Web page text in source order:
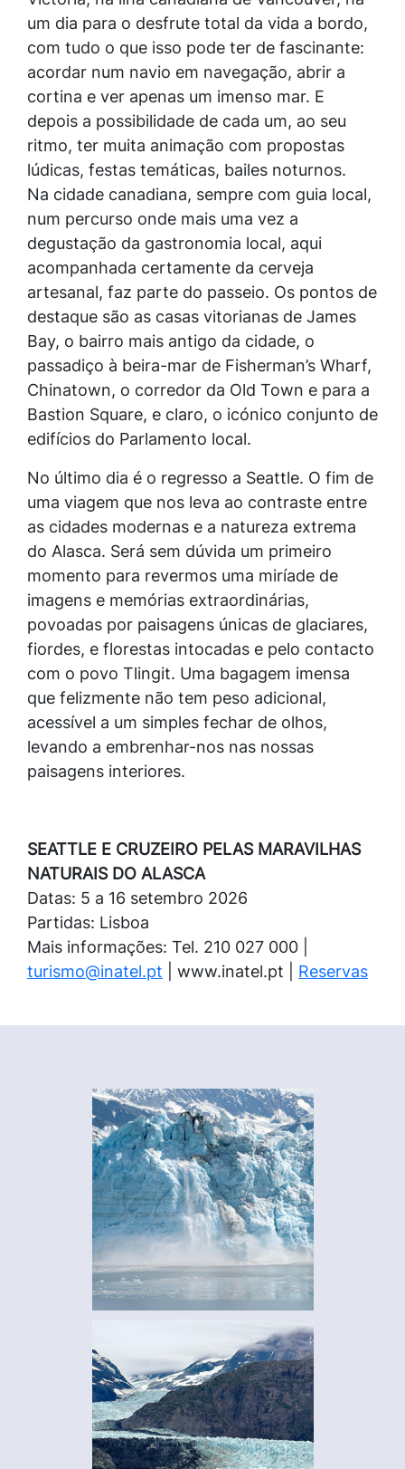
um dia para o desfrute total da vida a bordo,
com tudo o que isso pode ter de fascinante:
acordar num navio em navegação, abrir a
cortina e ver apenas um imenso mar. E
depois a possibilidade de cada um, ao seu
ritmo, ter muita animação com propostas
lúdicas, festas temáticas, bailes noturnos.
Na cidade canadiana, sempre com guia local,
num percurso onde mais uma vez a
degustação da gastronomia local, aqui
acompanhada certamente da cerveja
artesanal, faz parte do passeio. Os pontos de
destaque são as casas vitorianas de James
Bay, o bairro mais antigo da cidade, o
passadiço à beira-mar de Fisherman’s Wharf,
Chinatown, o corredor da Old Town e para a
Bastion Square, e claro, o icónico conjunto de
edifícios do Parlamento local.
No último dia é o regresso a Seattle. O fim de
uma viagem que nos leva ao contraste entre
as cidades modernas e a natureza extrema
do Alasca. Será sem dúvida um primeiro
momento para revermos uma miríade de
imagens e memórias extraordinárias,
povoadas por paisagens únicas de glaciares,
fiordes, e florestas intocadas e pelo contacto
com o povo Tlingit. Uma bagagem imensa
que felizmente não tem peso adicional,
acessível a um simples fechar de olhos,
levando a embrenhar-nos nas nossas
paisagens interiores.
SEATTLE E CRUZEIRO PELAS MARAVILHAS
NATURAIS DO ALASCA
Datas: 5 a 16 setembro 2026
Partidas: Lisboa
Mais informações: Tel. 210 027 000 |
turismo@inatel.pt | www.inatel.pt | Reservas